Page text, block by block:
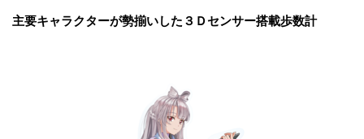
主要キャラクターが勢揃いした３Ｄセンサー搭載歩数計